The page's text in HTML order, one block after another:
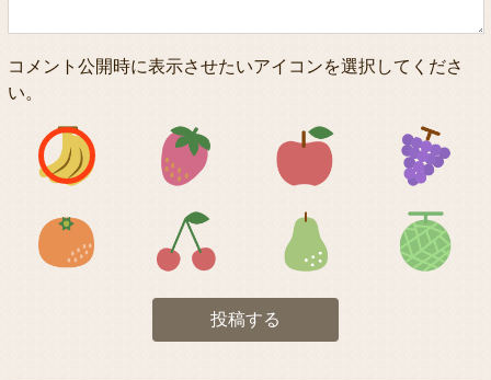
コメント公開時に表示させたいアイコンを選択してくださ
い。
アイコン1 アイコン2 アイコン3
アイコン5 アイコン6 アイコン7
投稿する